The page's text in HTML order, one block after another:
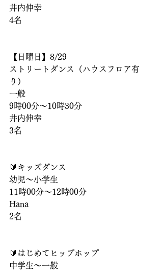
井内伸幸
4名
【日曜日】8/29
ストリートダンス（ハウスフロア有
り）
一般
9時00分〜10時30分
井内伸幸
3名
🔰キッズダンス
幼児〜小学生
11時00分〜12時00分
Hana
2名
🔰はじめてヒップホップ
中学生〜一般